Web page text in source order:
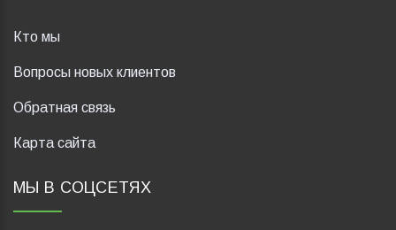
Кто мы
Вопросы новых клиентов
Обратная связь
Карта сайта
МЫ В СОЦСЕТЯХ